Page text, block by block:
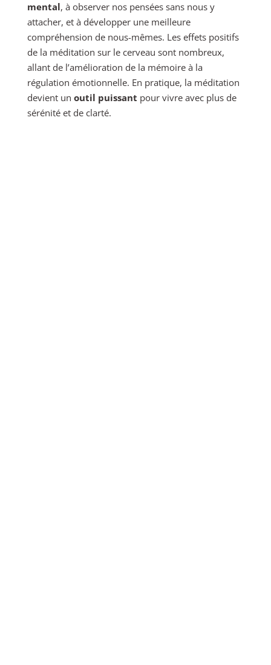
mental, à observer nos pensées sans nous y
attacher, et à développer une meilleure
compréhension de nous-mêmes. Les effets positifs
de la méditation sur le cerveau sont nombreux,
allant de l’amélioration de la mémoire à la
régulation émotionnelle. En pratique, la méditation
devient un outil puissant pour vivre avec plus de
sérénité et de clarté.